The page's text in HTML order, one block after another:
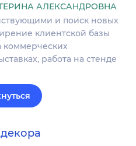
АЛЕКСАНДРОВНА
и поиск новых
клиентской базы
коммерческих
работа на стенде